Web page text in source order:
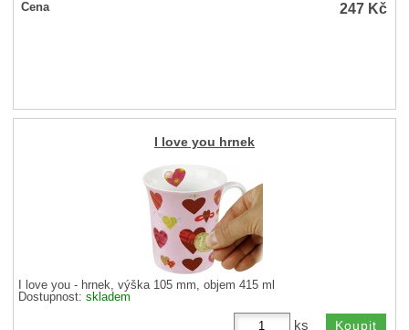
Cena 247 Kč
I love you hrnek
I love you - hrnek, výška 105 mm, objem 415 ml
Dostupnost:skladem
ks